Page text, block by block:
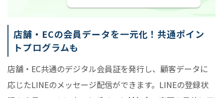
店舗・ECの会員データを一元化！共通ポイン
トプログラムも
店舗・EC共通のデジタル会員証を発行し、顧客データに
応じたLINEのメッセージ配信ができます。LINEの登録状